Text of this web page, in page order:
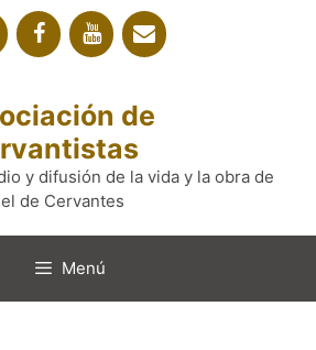
de
y difusión de la vida y la obra de
de Cervantes
Menú